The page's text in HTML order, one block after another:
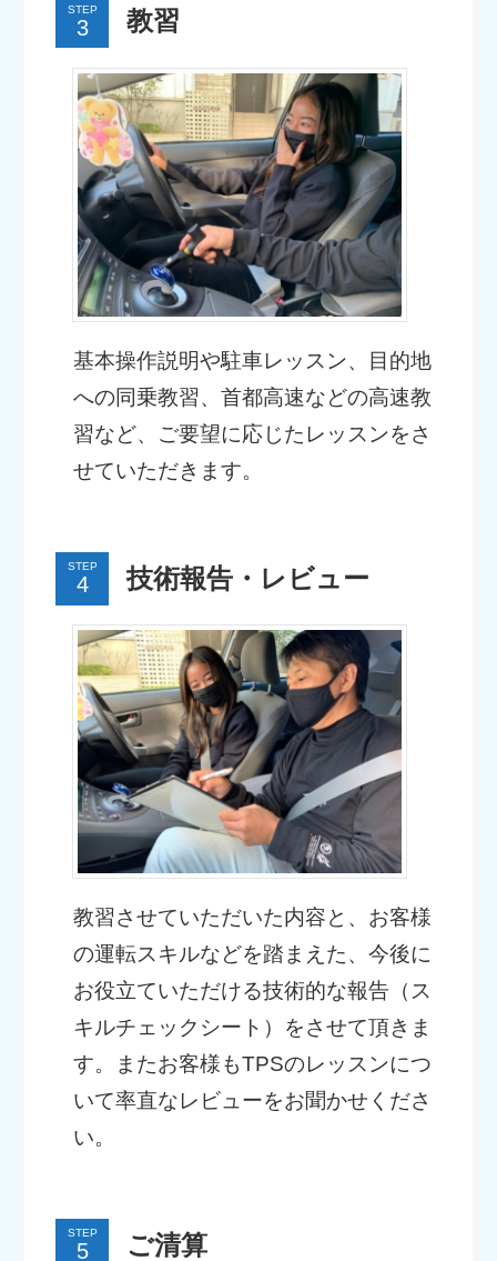
STEP 教習
基本操作説明や駐車レッスン、目的地
への同乗教習、首都高速などの高速教
習など、ご要望に応じたレッスンをさ
せていただきます。
STEP 技術報告・レビュー
教習させていただいた内容と、お客様
の運転スキルなどを踏まえた、今後に
お役立ていただける技術的な報告（ス
キルチェックシート）をさせて頂きま
す。またお客様もTPSのレッスンにつ
いて率直なレビューをお聞かせくださ
い。
STEP ご清算